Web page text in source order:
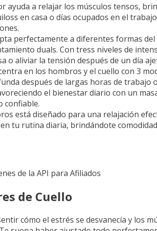
ayuda a relajar los músculos tensos,
en casa o días ocupados en el
perfectamente a diferentes formas
duals. Con tress niveles de
o aliviar la tensión después de un día
en los hombros y el cuello con 3
después de largas horas de trabajo
el bienestar diario con un
confiable.
está diseñado para una relajación
tu rutina diaria, brindándote
de la API para Afiliados
de Cuello
cómo el estrés se desvanecía y los